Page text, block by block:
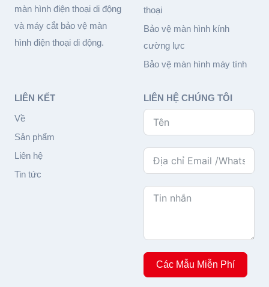
màn hình điện thoại di động
và máy cắt bảo vệ màn
hình điện thoại di động.
thoại
Bảo vệ màn hình kính
cường lực
Bảo vệ màn hình máy tính
LIÊN KẾT
Về
Sản phẩm
Liên hệ
Tin tức
LIÊN HỆ CHÚNG TÔI
Các Mẫu Miễn Phí